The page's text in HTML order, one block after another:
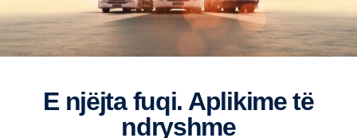
E njëjta fuqi. Aplikime të
ndryshme